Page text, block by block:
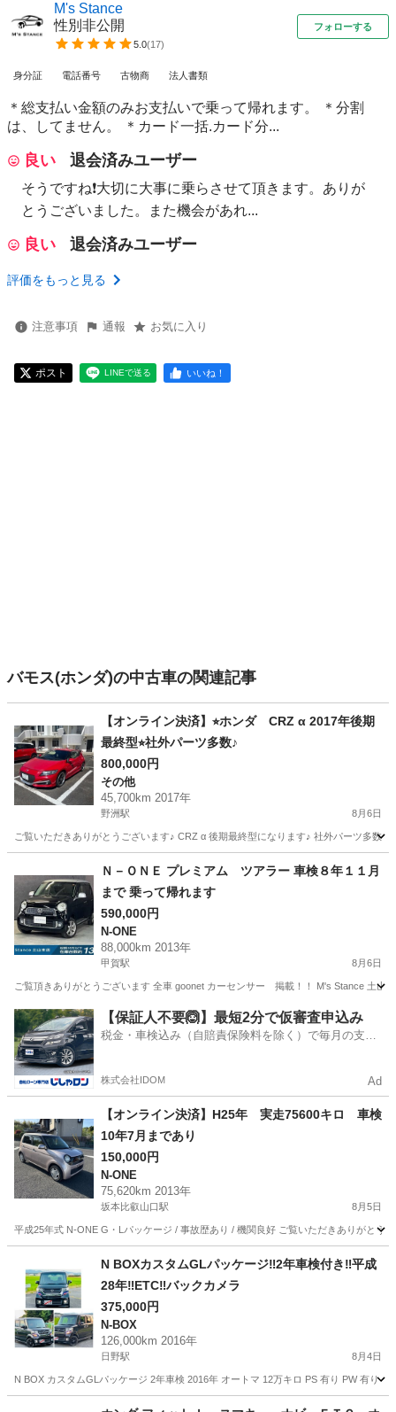
M's Stance
性別非公開
5.0(17)
フォローする
身分証 電話番号 古物商 法人書類
＊総支払い金額のみお支払いで乗って帰れます。 ＊分割
は、してません。 ＊カード一括.カード分...
良い 退会済みユーザー
そうですね❗大切に大事に乗らさせて頂きます。ありが
とうございました。また機会があれ...
良い 退会済みユーザー
評価をもっと見る
注意事項 通報 お気に入り
ポスト LINEで送る いいね！
バモス(ホンダ)の中古車の関連記事
【オンライン決済】⭐︎ホンダ CRZ α 2017年後期
最終型⭐︎社外パーツ多数♪
800,000円
その他
45,700km 2017年
野洲駅 8月6日
ご覧いただきありがとうございます♪ CRZ α 後期最終型になります♪ 社外パーツ多数
野洲駅 その他
Ｎ－ＯＮＥ プレミアム ツアラー 車検８年１１月
まで 乗って帰れます
590,000円
N-ONE
88,000km 2013年
甲賀駅 8月6日
ご覧頂きありがとうございます 全車 goonet カーセンサー 掲載！！ M's Stance 土
滋賀 甲賀市 甲賀駅 N-ONE
【保証人不要🙆】最短2分で仮審査申込み
税金・車検込み（自賠責保険料を除く）で毎月の支払
株式会社IDOM Ad
【オンライン決済】H25年 実走75600キロ 車検
10年7月まであり
150,000円
N-ONE
75,620km 2013年
坂本比叡山口駅 8月5日
平成25年式 N-ONE G・Lパッケージ / 事故歴あり / 機関良好 ご覧いただきありがとう
坂本比叡山口駅 N-ONE
N BOXカスタムGLパッケージ‼️2年車検付き‼️平成
28年‼️ETC‼️バックカメラ
375,000円
N-BOX
126,000km 2016年
日野駅 8月4日
N BOX カスタムGLパッケージ 2年車検 2016年 オートマ 12万キロ PS 有り PW 有り
日野駅 N-BOX